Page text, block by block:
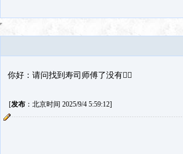
你好：请问找到寿司师傅了没有🙂‍↔️
[发布：北京时间 2025/9/4 5:59:12]